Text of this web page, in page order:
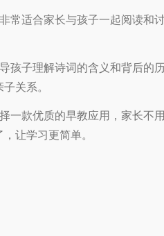
常适合家长与孩子一起阅读和
孩子理解诗词的含义和背后的
关系。
一款优质的早教应用，家长不
让学习更简单。